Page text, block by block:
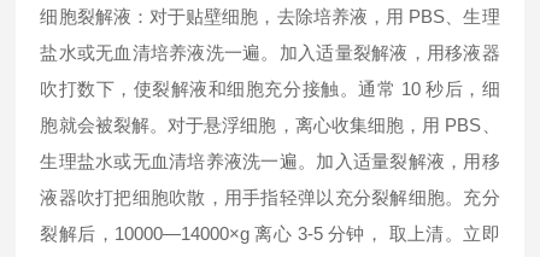
细胞裂解液：对于贴壁细胞，去除培养液，用 PBS、生理
盐水或无血清培养液洗一遍。加入适量裂解液，用移液器
吹打数下，使裂解液和细胞充分接触。通常 10 秒后，细
胞就会被裂解。对于悬浮细胞，离心收集细胞，用 PBS、
生理盐水或无血清培养液洗一遍。加入适量裂解液，用移
液器吹打把细胞吹散，用手指轻弹以充分裂解细胞。充分
裂解后，10000—14000×g 离心 3-5 分钟， 取上清。立即